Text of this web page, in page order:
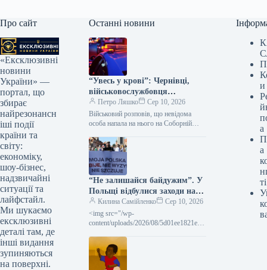
Про сайт
«Ексклюзивні
новини
України» —
портал, що
збирає
найрезонансн
іші події
країни та
світу:
економіку,
шоу-бізнес,
надзвичайні
ситуації та
лайфстайл.
Ми шукаємо
ексклюзивні
деталі там, де
інші видання
зупиняються
на поверхні.
Останні новини
“Увесь у крові”: Чернівці,
військовослужбовця
“Едельвейсу” було побито —
що розповів постраждалий та
хто нападник (фото)
Петро Ляшко
Сер 10, 2026
Військовий розповів, що невідома
особа напала на нього на Соборній
ймовірну особу нападника та ведуть
розслідування інциденту.…
“Не залишайся байдужим”. У
Польщі відбулися заходи на
підтримку українців та проти
ненависті
Килина Самійленко
Сер 10, 2026
<img src="/wp-
content/uploads/2026/08/5d01ee1821ef0
alt="&quot;Моя Польща не б&#x27;є,
не ображає і не розпалює
ворожнечу&quot; – таким було гасло
и
а
а
ті